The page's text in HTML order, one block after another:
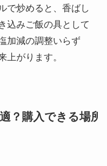
で炒めると、香ばし
込みご飯の具として
加減の調整いらず
上がります。
？購入できる場所